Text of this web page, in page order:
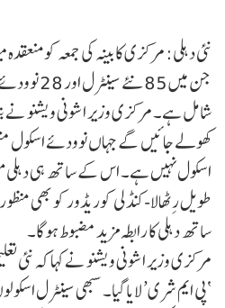
نئی دہلی: مرکزی کابینہ کی جمعہ کو
جن میں 85
شامل ہے۔ مرکزی وزیر اشونی ویشنو نے
کھولے جائیں گے جہاں نوودئے
طویل رِٹھالا-کنڈلی کوریڈور کو بھی
ساتھ دہلی کا رابطہ مزید مضبوط ہوگا۔
مرکزی وزیر اشونی ویشنو نے کہا کہ نئی
‘پی ایم شری’ لایا گیا۔ سبھی سینٹرل